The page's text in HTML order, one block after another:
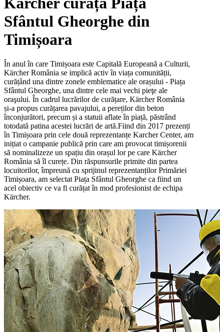
Sfântul Gheorghe din
Timișoara
În anul în care Timișoara este Capitală Europeană a Culturii,
Kärcher România se implică activ în viața comunității,
curățând una dintre zonele emblematice ale orașului - Piața
Sfântul Gheorghe, una dintre cele mai vechi pieţe ale
oraşului. În cadrul lucrărilor de curățare, Kärcher România
și-a propus curățarea pavajului, a pereților din beton
înconjurători, precum și a statuii aflate în piață, păstrând
totodată patina acestei lucrări de artă.Fiind din 2017 prezenți
în Timișoara prin cele două reprezentanțe Karcher Center, am
inițiat o campanie publică prin care am provocat timișorenii
să nominalizeze un spațiu din orașul lor pe care Kärcher
România să îl curețe. Din răspunsurile primite din partea
locuitorilor, împreună cu sprijinul reprezentanților Primăriei
Timișoara, am selectat Piața Sfântul Gheorghe ca fiind un
acel obiectiv ce va fi curățat în mod profesionist de echipa
Kärcher.